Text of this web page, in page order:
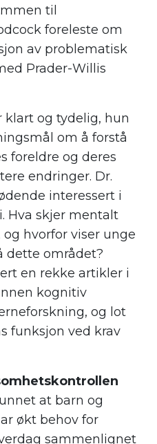
til
foreleste om
av problematisk
Prader-Willis
klart og tydelig, hun
om å forstå
foreldre og deres
endringer. Dr.
interessert i
Hva skjer mentalt
hvorfor viser unge
dette området?
en rekke artikler i
kognitiv
og lot
funksjon ved krav
at barn og
økt behov for
sammenlignet